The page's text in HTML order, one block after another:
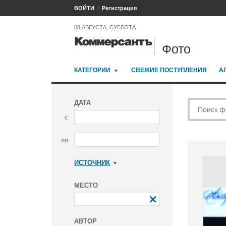
ВОЙТИ Регистрация
08 АВГУСТА, СУББОТА
Фото
КАТЕГОРИИ СВЕЖИЕ ПОСТУПЛЕНИЯ
ДАТА
с
по
ИСТОЧНИК
МЕСТО
АВТОР